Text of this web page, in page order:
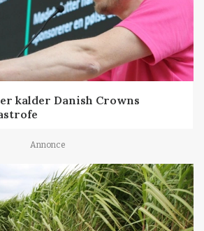
kalder Danish Crowns
Annonce